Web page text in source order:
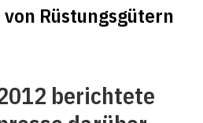
Rüstungsgütern
berichtete